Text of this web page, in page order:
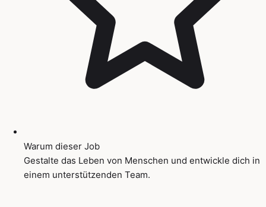
Warum dieser Job
Gestalte das Leben von Menschen und entwickle dich in
einem unterstützenden Team.